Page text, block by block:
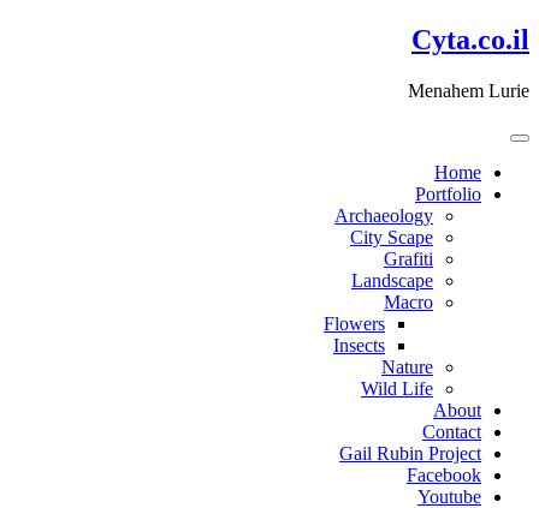
דלג
לתוכן
Cyta.co.il
Menahem Lurie
Home
Portfolio
Archaeology
City Scape
Grafiti
Landscape
Macro
Flowers
Insects
Nature
Wild Life
About
Contact
Gail Rubin Project
Facebook
Youtube